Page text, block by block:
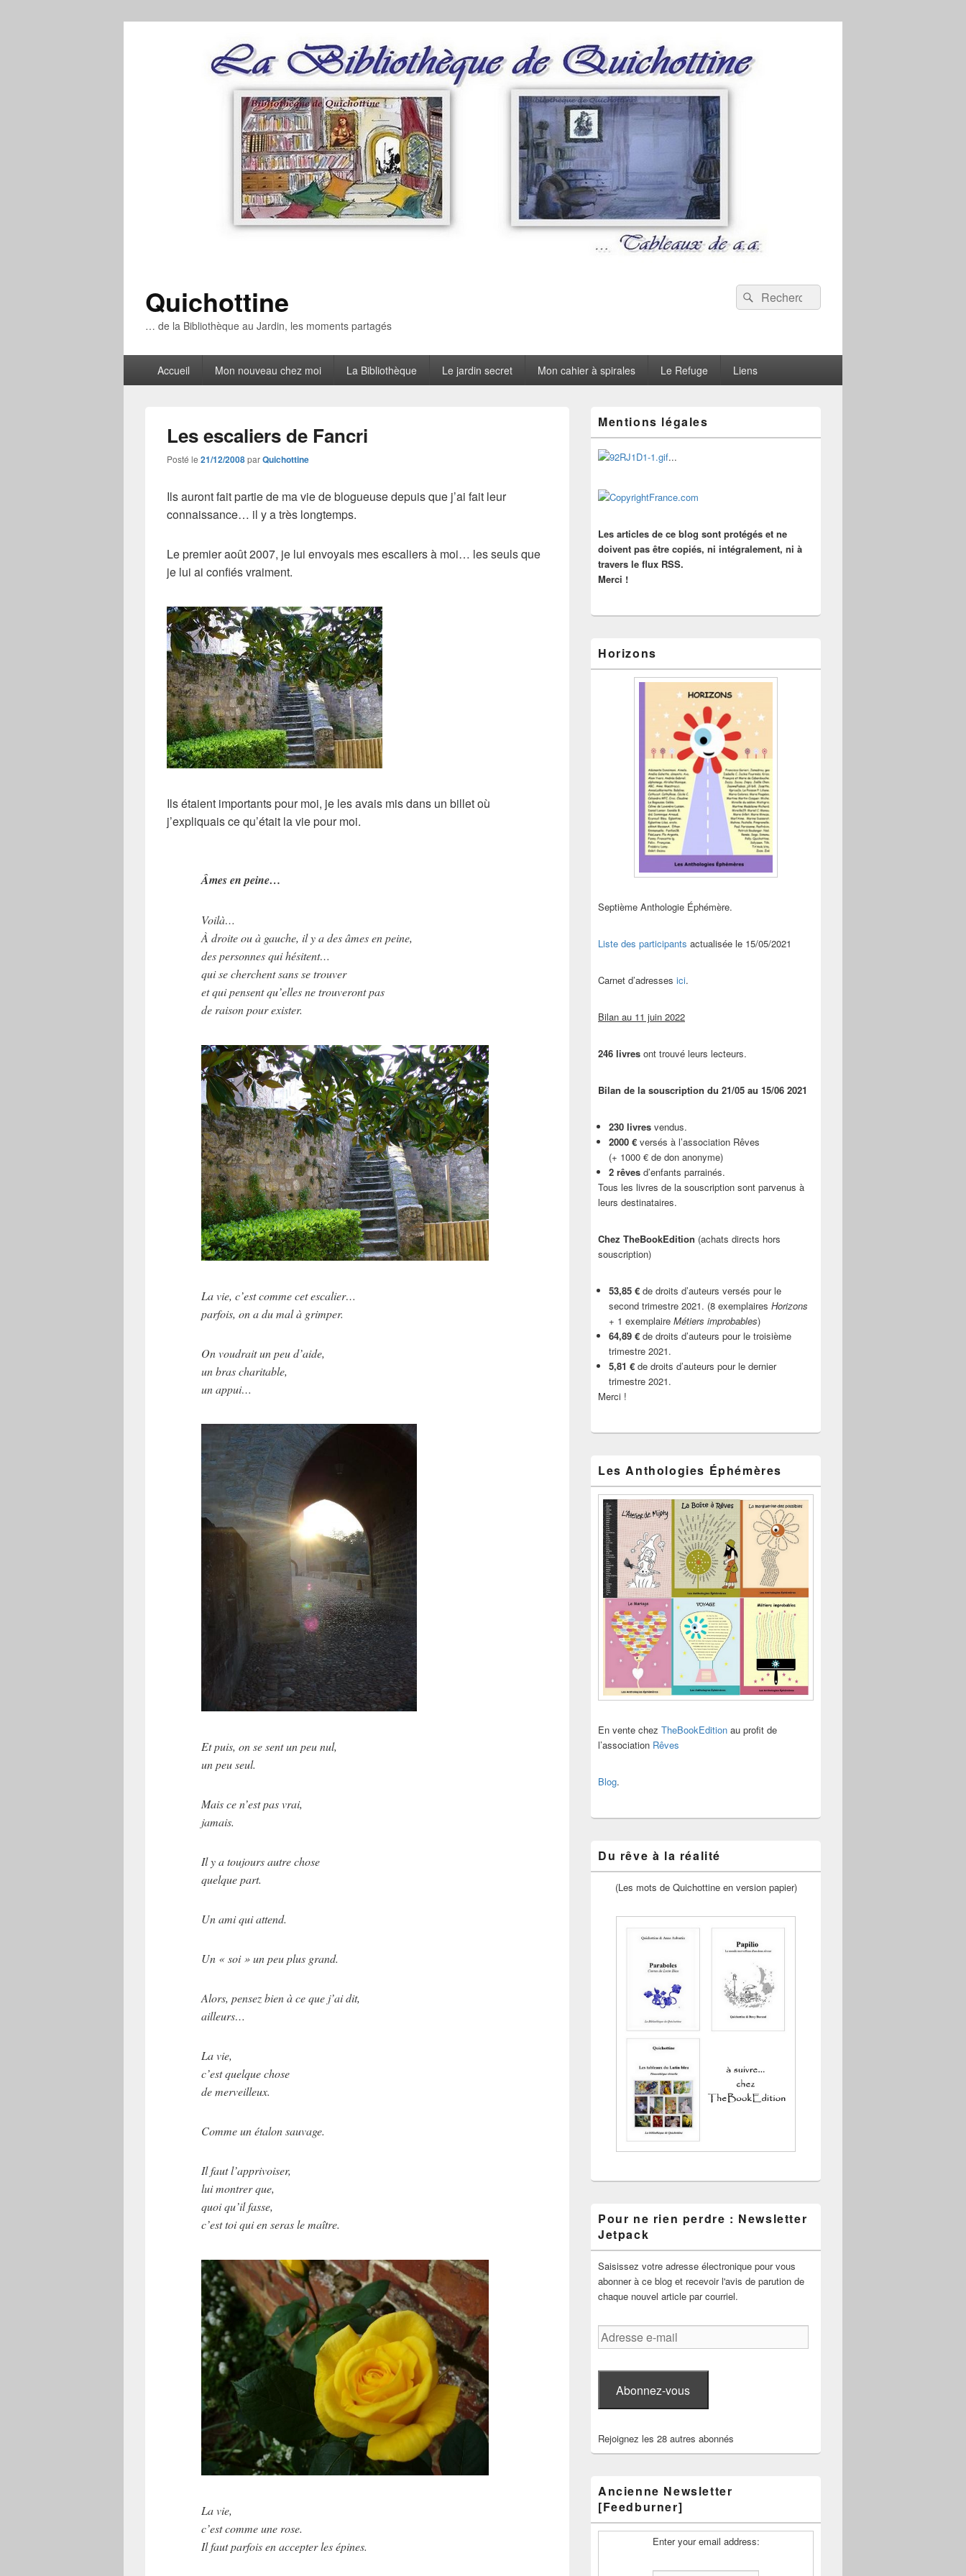
Quichottine
… de la Bibliothèque au Jardin, les moments partagés
Recherche :
Rechercher
principalAccueil Mon nouveau chez moi La Bibliothèque Le jardin secret Mon cahier à spirales Le Refuge Liens
Les escaliers de Fancri
Posté le 21/12/2008parQuichottine
Ils auront fait partie de ma vie de blogueuse depuis que j’ai fait leur
connaissance… il y a très longtemps.
Le premier août 2007, je lui envoyais mes escaliers à moi… les seuls que
je lui ai confiés vraiment.
Ils étaient importants pour moi, je les avais mis dans un billet où
j’expliquais ce qu’était la vie pour moi.
Âmes en peine…
Voilà…
À droite ou à gauche, il y a des âmes en peine,
des personnes qui hésitent…
qui se cherchent sans se trouver
et qui pensent qu’elles ne trouveront pas
de raison pour exister.
La vie, c’est comme cet escalier…
parfois, on a du mal à grimper.
On voudrait un peu d’aide,
un bras charitable,
un appui…
Et puis, on se sent un peu nul,
un peu seul.
Mais ce n’est pas vrai,
jamais.
Il y a toujours autre chose
quelque part.
Un ami qui attend.
Un « soi » un peu plus grand.
Alors, pensez bien à ce que j’ai dit,
ailleurs…
La vie,
c’est quelque chose
de merveilleux.
Comme un étalon sauvage.
Il faut l’apprivoiser,
lui montrer que,
quoi qu’il fasse,
c’est toi qui en seras le maître.
La vie,
c’est comme une rose.
Il faut parfois en accepter les épines.
principale
de
widget
pour
barre
latérale
Mentions légales
...
Les articles de ce blog sont protégés et ne
doivent pas être copiés, ni intégralement, ni à
travers le flux RSS.
Merci !
Horizons
Septième Anthologie Éphémère.
Liste des participants actualisée le 15/05/2021
Carnet d’adresses ici.
Bilan au 11 juin 2022
246 livres ont trouvé leurs lecteurs.
Bilan de la souscription du 21/05 au 15/06 2021
230 livres vendus.
2000 € versés à l’association Rêves
(+ 1000 € de don anonyme)
2 rêves d’enfants parrainés.
Tous les livres de la souscription sont parvenus à
leurs destinataires.
Chez TheBookEdition (achats directs hors
souscription)
53,85 € de droits d’auteurs versés pour le
second trimestre 2021. (8 exemplaires Horizons
+ 1 exemplaire Métiers improbables)
64,89 € de droits d’auteurs pour le troisième
trimestre 2021.
5,81 € de droits d’auteurs pour le dernier
trimestre 2021.
Merci !
Les Anthologies Éphémères
En vente chez TheBookEdition au profit de
l’association Rêves
Blog.
Du rêve à la réalité
(Les mots de Quichottine en version papier)
Pour ne rien perdre : Newsletter
Jetpack
Saisissez votre adresse électronique pour vous
abonner à ce blog et recevoir l'avis de parution de
chaque nouvel article par courriel.
Adresse
e-
Abonnez-vous
Rejoignez les 28 autres abonnés
Ancienne Newsletter
[Feedburner]
Enter your email address: